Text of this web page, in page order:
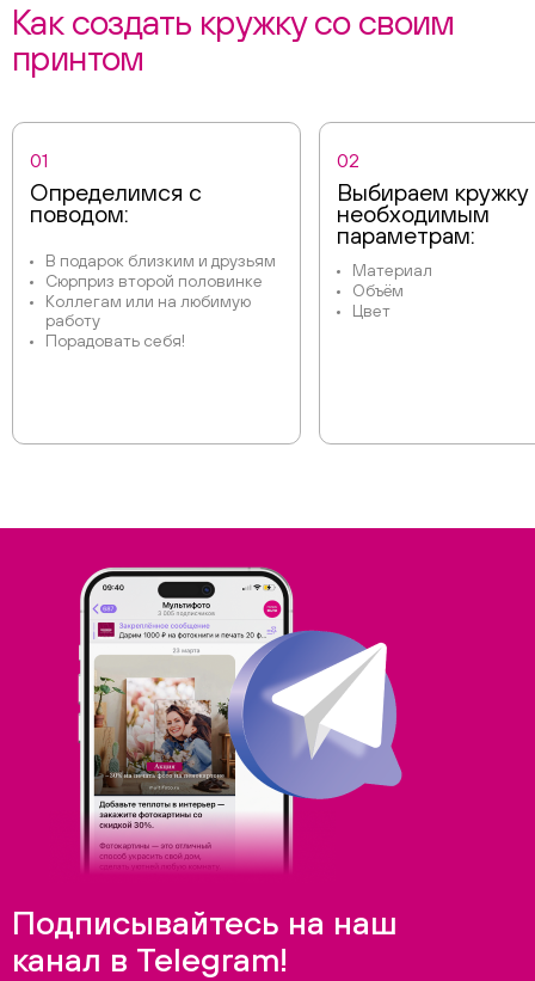
Как создать кружку со своим
принтом
01
Определимся с
поводом:
В подарок близким и друзьям
Сюрприз второй половинке
Коллегам или на любимую
работу
Порадовать себя!
02
Выбираем кружку
необходимым
параметрам:
Материал
Объём
Цвет
Подписывайтесь на наш
канал в Telegram!